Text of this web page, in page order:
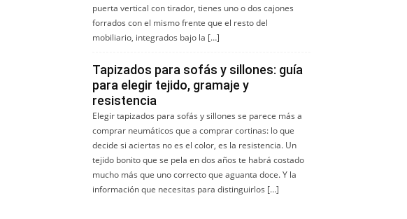
puerta vertical con tirador, tienes uno o dos cajones
forrados con el mismo frente que el resto del
mobiliario, integrados bajo la […]
Tapizados para sofás y sillones: guía
para elegir tejido, gramaje y
resistencia
Elegir tapizados para sofás y sillones se parece más a
comprar neumáticos que a comprar cortinas: lo que
decide si aciertas no es el color, es la resistencia. Un
tejido bonito que se pela en dos años te habrá costado
mucho más que uno correcto que aguanta doce. Y la
información que necesitas para distinguirlos […]